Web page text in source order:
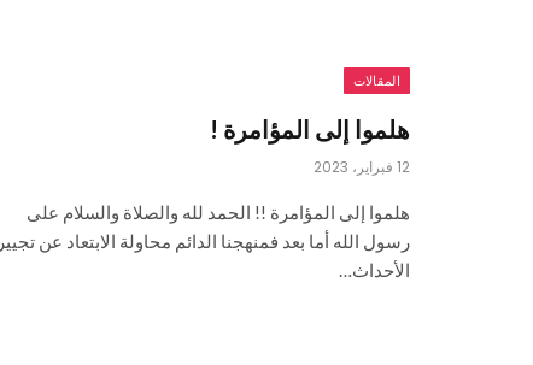
المقالات
هلموا إلى المؤامرة !
12 فبراير، 2023
هلموا إلى المؤامرة !! الحمد لله والصلاة والسلام على
رسول الله أما بعد فمنهجنا الدائم محاولة الابتعاد عن تجيير
الأحداث…